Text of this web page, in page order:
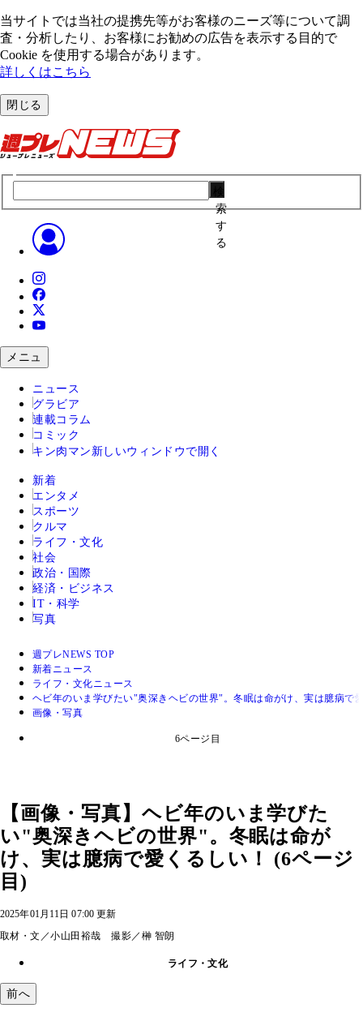
当サイトでは当社の提携先等がお客様のニーズ等について調
査・分析したり、お客様にお勧めの広告を表⽰する⽬的で
Cookie を使⽤する場合があります。
詳しくはこちら
閉じる
索
す
る
メニュ
ニュース
グラビア
連載コラム
コミック
キン肉マン 新しいウィンドウで開く
新着
エンタメ
スポーツ
クルマ
ライフ・文化
社会
政治・国際
経済・ビジネス
IT・科学
写真
週プレNEWS TOP
新着ニュース
ライフ・文化ニュース
ヘビ年のいま学びたい"奥深きヘビの世界"。冬眠は命がけ、実は臆病で
画像・写真
6ページ目
【画像・写真】ヘビ年のいま学びた
い"奥深きヘビの世界"。冬眠は命が
け、実は臆病で愛くるしい！ (6ページ
目)
2025年01月11日 07:00 更新
取材・文／小山田裕哉 撮影／榊 智朗
ライフ・文化
前へ